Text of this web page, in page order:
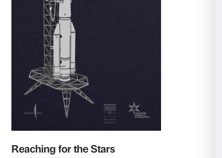
Helen Frankenthaler. Dipingere
regole
Catalogo della mostra
Marsilio Arte 2024